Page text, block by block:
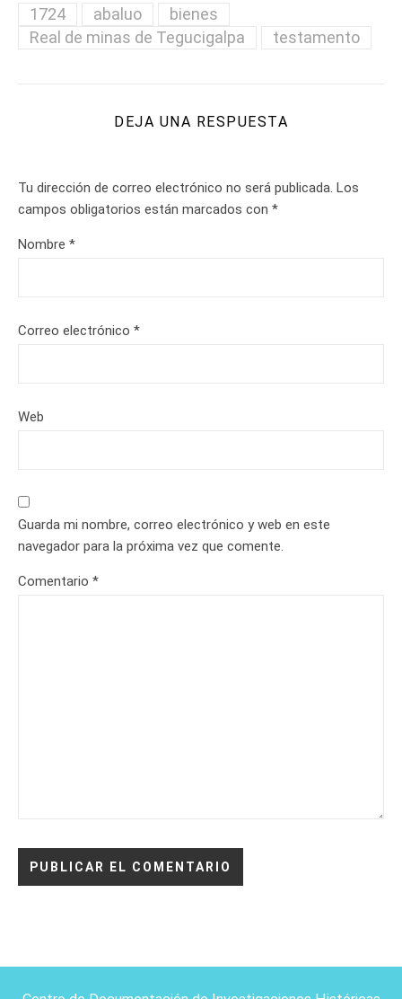
1724 abaluo
bienes
Real de minas de Tegucigalpa
testamento
DEJA UNA RESPUESTA
Tu dirección de correo electrónico no será publicada. Los
campos obligatorios están marcados con *
Nombre *
Correo electrónico *
Web
Guarda mi nombre, correo electrónico y web en este
navegador para la próxima vez que comente.
Comentario *